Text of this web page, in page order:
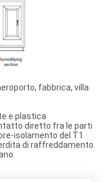
fabbrica, villa.
e plastica
diretto fra le parti
isolamento del T1
di raffreddamento